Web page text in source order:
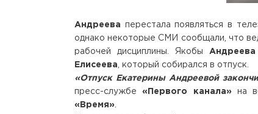
Андреева перестала появляться в
однако некоторые СМИ сообщали, что
рабочей дисциплины. Якобы Андреева
Елисеева , который собирался в отпуск.
«Отпуск Екатерины Андреевой
пресс-службе«Первого канала»на
«Время»